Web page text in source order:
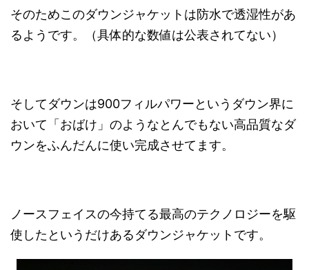
そのためこのダウンジャケットは防水で透湿性があ
るようです。（具体的な数値は公表されてない）
そしてダウンは900フィルパワーというダウン界に
おいて「おばけ」のようなとんでもない高品質なダ
ウンをふんだんに使い完成させてます。
ノースフェイスの今持てる最高のテクノロジーを駆
使したというだけあるダウンジャケットです。